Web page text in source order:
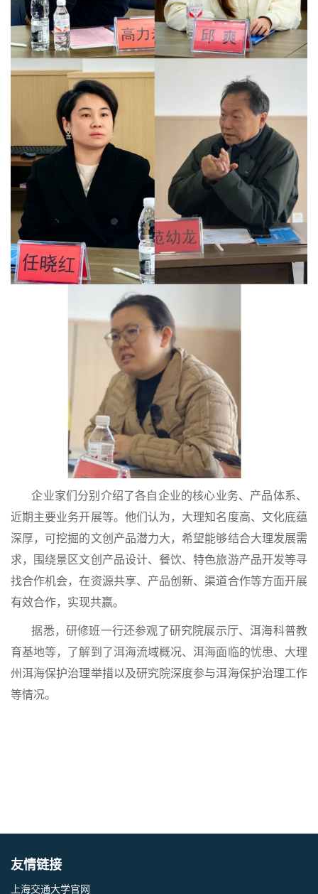
企业家们分别介绍了各自企业的核心业务、产品体系、
近期主要业务开展等。他们认为，大理知名度高、文化底蕴
深厚，可挖掘的文创产品潜力大，希望能够结合大理发展需
求，围绕景区文创产品设计、餐饮、特色旅游产品开发等寻
找合作机会，在资源共享、产品创新、渠道合作等方面开展
有效合作，实现共赢。
据悉，研修班一行还参观了研究院展示厅、洱海科普教
育基地等，了解到了洱海流域概况、洱海面临的忧患、大理
州洱海保护治理举措以及研究院深度参与洱海保护治理工作
等情况。
友情链接
上海交通大学官网